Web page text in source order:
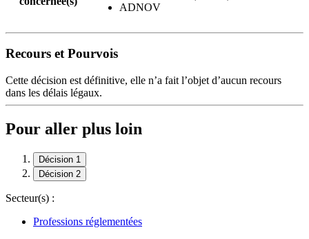
ADNOV
Recours et Pourvois
Cette décision est définitive, elle n’a fait l’objet d’aucun recours
dans les délais légaux.
Pour aller plus loin
Décision 1
Décision 2
Secteur(s) :
Professions réglementées